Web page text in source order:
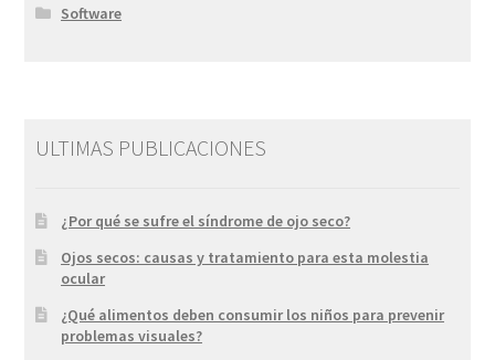
Software
ULTIMAS PUBLICACIONES
¿Por qué se sufre el síndrome de ojo seco?
Ojos secos: causas y tratamiento para esta molestia
ocular
¿Qué alimentos deben consumir los niños para prevenir
problemas visuales?